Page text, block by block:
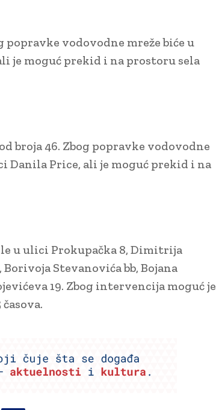
vodovodne mreže biće u
je moguć prekid i na prostoru sela
broja 46. Zbog popravke vodovodne
Danila Price, ali je moguć prekid i na
u ulici Prokupačka 8, Dimitrija
Borivoja Stevanovića bb, Bojana
19. Zbog intervencija moguć je